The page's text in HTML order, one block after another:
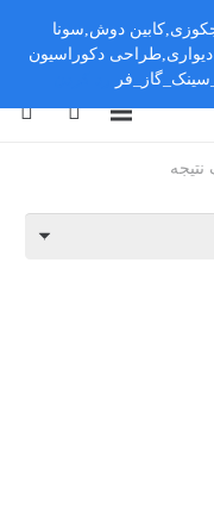
دوش,سونا
دیواری,طراحی دکوراسیون